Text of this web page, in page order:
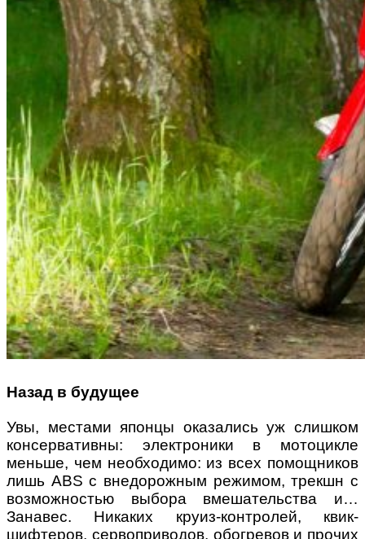
Назад в будущее
Увы, местами японцы оказались уж слишком
консервативны: электроники в мотоцикле
меньше, чем необходимо: из всех помощников
лишь ABS с внедорожным режимом, трекшн с
возможностью выбора вмешательства и…
Занавес. Никаких круиз-контролей, квик-
шифтеров, сервоприводов, обогревов и прочих